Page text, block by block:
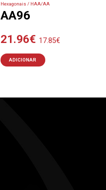
Hexagonais / HAA/AA
AA96
21.96€ 17.85€
ADICIONAR